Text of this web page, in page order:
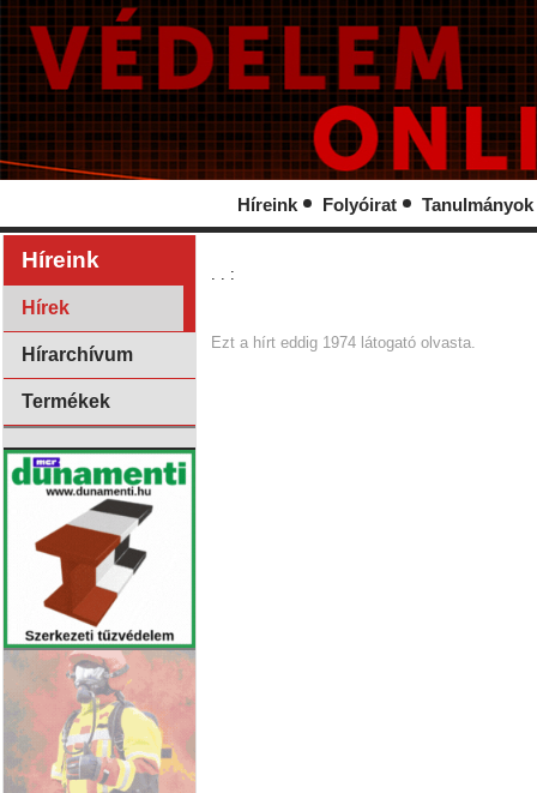
Híreink Folyóirat Tanulmányok
Híreink
Hírek
Hírarchívum
Termékek
. . :
Ezt a hírt eddig 1974 látogató olvasta.